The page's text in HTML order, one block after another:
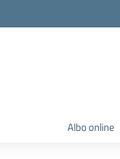
Albo online